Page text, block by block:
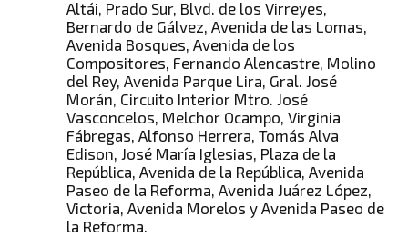
Altái, Prado Sur, Blvd. de los Virreyes,
Bernardo de Gálvez, Avenida de las Lomas,
Avenida Bosques, Avenida de los
Compositores, Fernando Alencastre, Molino
del Rey, Avenida Parque Lira, Gral. José
Morán, Circuito Interior Mtro. José
Vasconcelos, Melchor Ocampo, Virginia
Fábregas, Alfonso Herrera, Tomás Alva
Edison, José María Iglesias, Plaza de la
República, Avenida de la República, Avenida
Paseo de la Reforma, Avenida Juárez López,
Victoria, Avenida Morelos y Avenida Paseo de
la Reforma.